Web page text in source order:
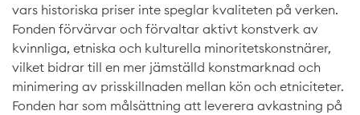
vars historiska priser inte speglar kvaliteten på verken.
Fonden förvärvar och förvaltar aktivt konstverk av
kvinnliga, etniska och kulturella minoritetskonstnärer,
vilket bidrar till en mer jämställd konstmarknad och
minimering av prisskillnaden mellan kön och etniciteter.
Fonden har som målsättning att leverera avkastning på